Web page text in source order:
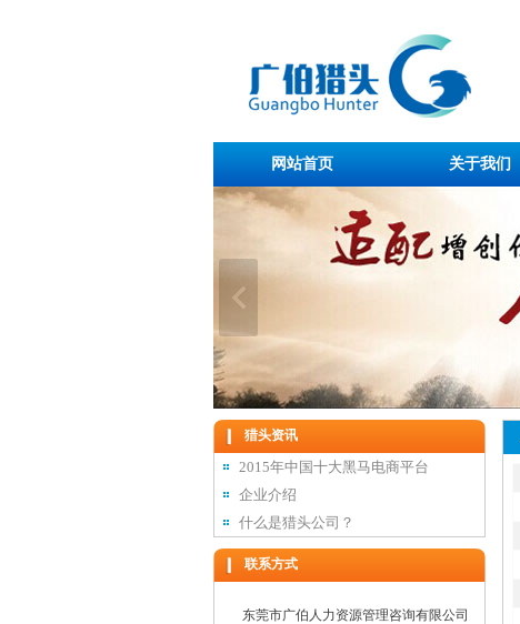
网站首页 关于我们
猎头资讯
2015年中国十大黑马电商平台
企业介绍
什么是猎头公司？
联系方式
东莞市广伯人力资源管理咨询有限公司